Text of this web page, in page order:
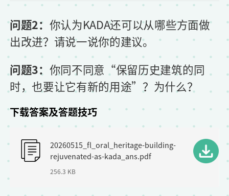
问题2： 你认为KADA还可以从哪些方面做
出改进？请说一说你的建议。
问题3： 你同不同意“保留历史建筑的同
时，也要让它有新的用途”？为什么？
下载答案及答题技巧
20260515_fl_oral_heritage-building-
rejuvenated-as-kada_ans.pdf
256.3 KB